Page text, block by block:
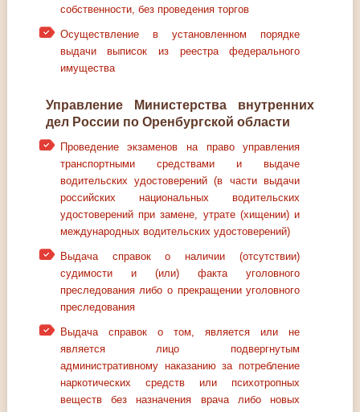
собственности, без проведения торгов
Осуществление в установленном порядке
выдачи выписок из реестра федерального
имущества
Управление Министерства внутренних
дел России по Оренбургской области
Проведение экзаменов на право управления
транспортными средствами и выдаче
водительских удостоверений (в части выдачи
российских национальных водительских
удостоверений при замене, утрате (хищении) и
международных водительских удостоверений)
Выдача справок о наличии (отсутствии)
судимости и (или) факта уголовного
преследования либо о прекращении уголовного
преследования
Выдача справок о том, является или не
является лицо подвергнутым
административному наказанию за потребление
наркотических средств или психотропных
веществ без назначения врача либо новых